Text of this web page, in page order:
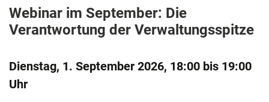
Webinar im September: Die
Verantwortung der Verwaltungsspitze
Dienstag, 1. September 2026, 18:00 bis 19:00
Uhr